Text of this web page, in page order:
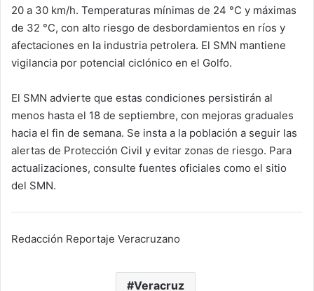
20 a 30 km/h. Temperaturas mínimas de 24 °C y máximas
de 32 °C, con alto riesgo de desbordamientos en ríos y
afectaciones en la industria petrolera. El SMN mantiene
vigilancia por potencial ciclónico en el Golfo.
El SMN advierte que estas condiciones persistirán al
menos hasta el 18 de septiembre, con mejoras graduales
hacia el fin de semana. Se insta a la población a seguir las
alertas de Protección Civil y evitar zonas de riesgo. Para
actualizaciones, consulte fuentes oficiales como el sitio
del SMN.
Redacción Reportaje Veracruzano
Veracruz